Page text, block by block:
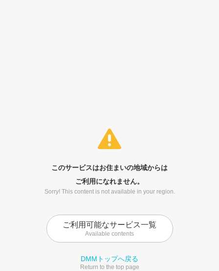
このサービスはお住まいの地域からは
ご利用になれません。
Sorry! This content is not available in your region.
ご利用可能なサービス一覧
Available contents
DMMトップへ戻る
Return to the top page